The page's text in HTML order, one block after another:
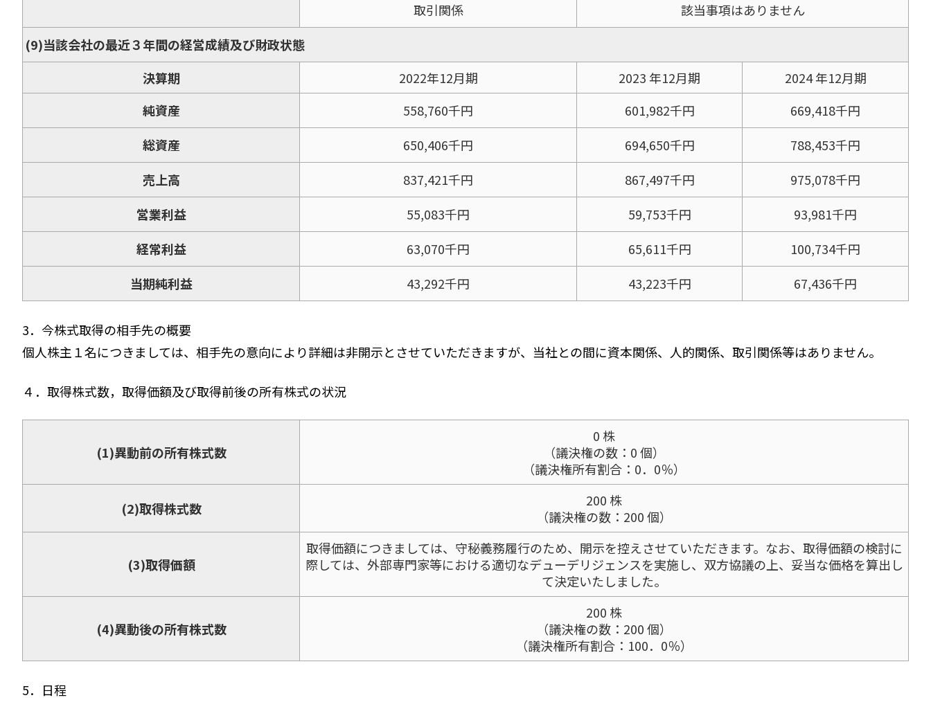
取引関係
該当事項はありません
(9)当該会社の最近３年間の経営成績及び財政状態
決算期
2022年12月期 2023 年12月期
2024 年12月期
純資産
558,760千円 601,982千円
669,418千円
総資産
650,406千円 694,650千円
788,453千円
売上高
837,421千円 867,497千円
975,078千円
営業利益
55,083千円 59,753千円
93,981千円
経常利益
63,070千円 65,611千円
100,734千円
当期純利益
43,292千円 43,223千円 67,436千円
3．今株式取得の相手先の概要
個人株主１名につきましては、相手先の意向により詳細は非開示とさせていただきますが、当社との間に資本関係、人的関係、取引関係等はありません。
４．取得株式数，取得価額及び取得前後の所有株式の状況
(1)異動前の所有株式数
0 株
（議決権の数：0 個）
（議決権所有割合：0．0％）
(2)取得株式数
200 株
（議決権の数：200 個）
(3)取得価額
取得価額につきましては、守秘義務履行のため、開示を控えさせていただきます。なお、取得価額の検討に
際しては、外部専門家等における適切なデューデリジェンスを実施し、双方協議の上、妥当な価格を算出し
て決定いたしました。
(4)異動後の所有株式数
200 株
（議決権の数：200 個）
（議決権所有割合：100．0％）
5．日程